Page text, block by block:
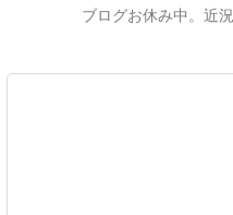
ブログお休み中。近